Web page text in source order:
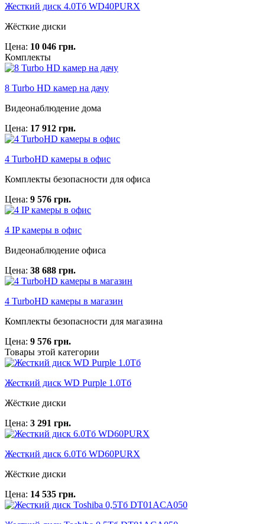
Жесткий диск 4.0Тб WD40PURX
Жёсткие диски
Цена: 10 046 грн.
Комплекты
8 Turbo HD камер на дачу
Видеонаблюдение дома
Цена: 17 912 грн.
4 TurboHD камеры в офис
Комплекты безопасности для офиса
Цена: 9 576 грн.
4 IP камеры в офис
Видеонаблюдение офиса
Цена: 38 688 грн.
4 TurboHD камеры в магазин
Комплекты безопасности для магазина
Цена: 9 576 грн.
Товары этой категории
Жесткий диск WD Purple 1.0Тб
Жёсткие диски
Цена: 3 291 грн.
Жесткий диск 6.0Тб WD60PURX
Жёсткие диски
Цена: 14 535 грн.